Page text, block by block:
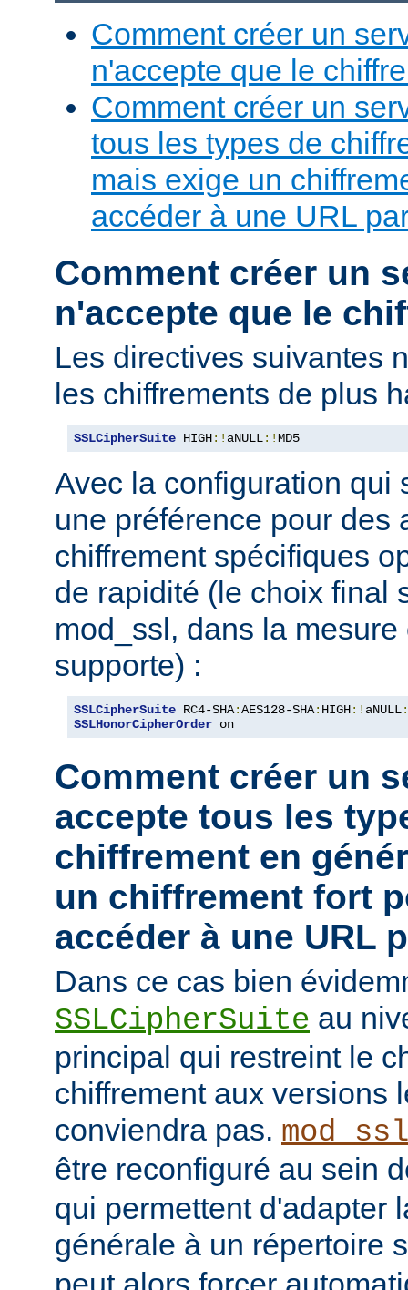
Comment créer un
n'accepte que le
Comment créer un
tous les types de
mais exige un
accéder à une URL
Comment créer un
n'accepte que le
Les directives suivantes
les chiffrements de plus
SSLCipherSuite HIGH:! aNULL:!MD5
Avec la configuration qui
une préférence pour des
chiffrement spécifiques
de rapidité (le choix final
mod_ssl, dans la
supporte) :
SSLCipherSuite RC4-SHA:AES128-SHA: HIGH:! aNULL
SSLHonorCipherOrder on
Comment créer un
accepte tous les
chiffrement en
un chiffrement fort
accéder à une URL
Dans ce cas bien
SSLCipherSuite au
principal qui restreint le
chiffrement aux versions
conviendra pas. mod_ssl
être reconfiguré au sein
qui permettent d'adapter
générale à un répertoire